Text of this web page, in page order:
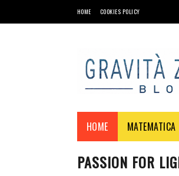
HOME COOKIES POLICY
HOME MATEMATICA
PASSION FOR